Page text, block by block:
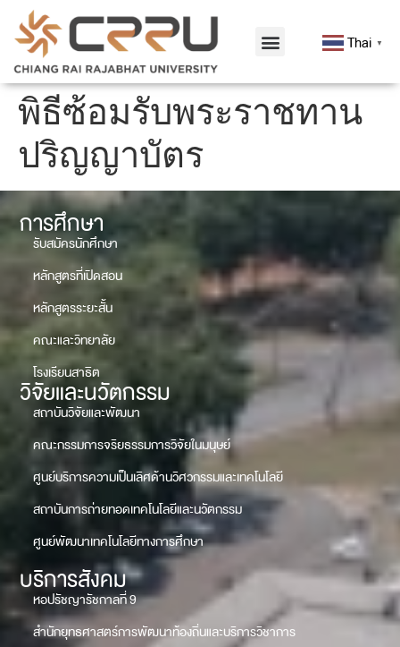
Thai ▼
พิธีซ้อมรับพระราชทาน
ปริญญาบัตร
การศึกษา
รับสมัครนักศึกษา
หลักสูตรที่เปิดสอน
หลักสูตรระยะสั้น
คณะและวิทยาลัย
โรงเรียนสาธิต
วิจัยและนวัตกรรม
สถาบันวิจัยและพัฒนา
คณะกรรมการจริยธรรมการวิจัยในมนุษย์
ศูนย์บริการความเป็นเลิศด้านวิศวกรรมและเทคโนโลยี
สถาบันการถ่ายทอดเทคโนโลยีและนวัตกรรม
ศูนย์พัฒนาเทคโนโลยีทางการศึกษา
บริการสังคม
หอปรัชญารัชกาลที่ 9
สำนักยุทธศาสตร์การพัฒนาท้องถิ่นและบริการวิชาการ